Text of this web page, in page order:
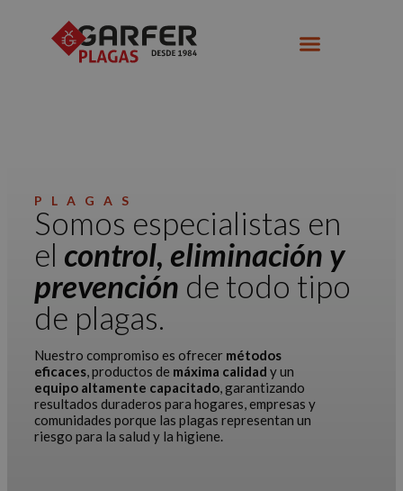
PLAGAS
Somos especialistas en
el control, eliminación y
prevención de todo tipo
de plagas.
Nuestro compromiso es ofrecer métodos
eficaces, productos de máxima calidad y un
equipo altamente capacitado, garantizando
resultados duraderos para hogares, empresas y
comunidades porque las plagas representan un
riesgo para la salud y la higiene.